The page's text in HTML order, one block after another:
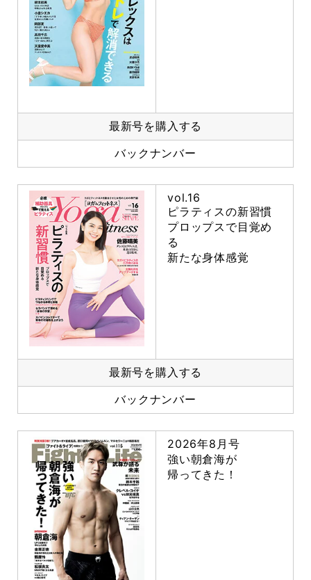
最新号を購入する
バックナンバー
vol.16
ピラティスの新習慣
プロップスで目覚め
る
新たな身体感覚
最新号を購入する
バックナンバー
2026年8月号
強い朝倉海が
帰ってきた！